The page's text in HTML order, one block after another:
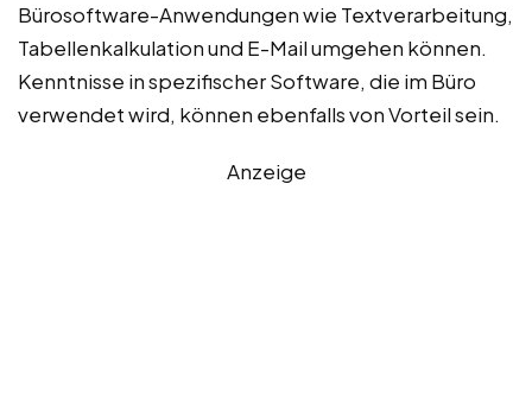
Bürosoftware-Anwendungen wie Textverarbeitung,
Tabellenkalkulation und E-Mail umgehen können.
Kenntnisse in spezifischer Software, die im Büro
verwendet wird, können ebenfalls von Vorteil sein.
Anzeige